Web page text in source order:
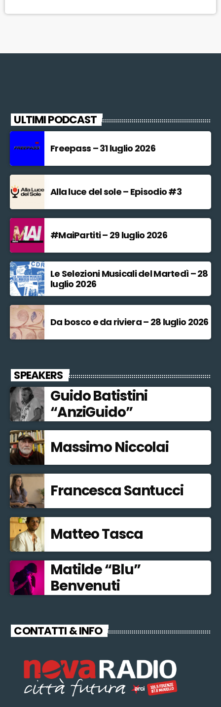
ULTIMI PODCAST
Freepass – 31 luglio 2026
Alla luce del sole – Episodio #3
#MaiPartiti – 29 luglio 2026
Le Selezioni Musicali del Martedì – 28
luglio 2026
Da bosco e da riviera – 28 luglio 2026
SPEAKERS
Guido Batistini
“AnziGuido”
Massimo Niccolai
Francesca Santucci
Matteo Tasca
Matilde “Blu”
Benvenuti
CONTATTI & INFO